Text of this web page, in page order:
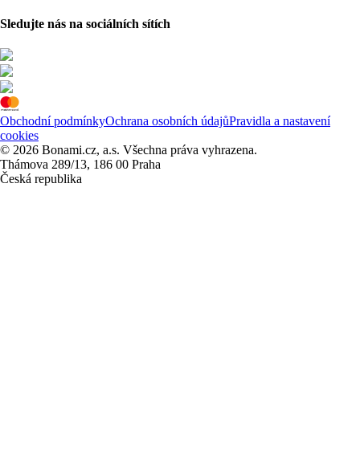
Sledujte nás na sociálních sítích
Obchodní podmínkyOchrana osobních údajůPravidla a nastavení
cookies
© 2026 Bonami.cz, a.s. Všechna práva vyhrazena.
Thámova 289/13, 186 00 Praha
Česká republika